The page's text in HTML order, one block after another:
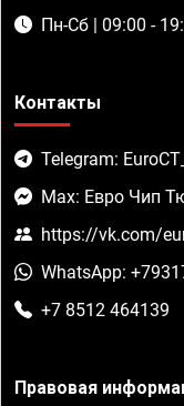
Пн-Сб | 09:00 -
Контакты
Telegram:
Max: Евро Чип
https://vk.com/
WhatsApp:
+7 8512 464139
Правовая